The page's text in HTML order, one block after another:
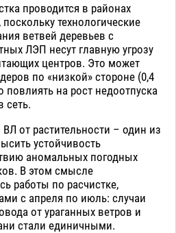
проводится в районах
технологические
ветвей деревьев с
ЛЭП несут главную угрозу
центров. Это может
по «низкой» стороне (0,4
повлиять на рост недоотпуска
сеть.
от растительности – один из
устойчивость
аномальных погодных
В этом смысле
работы по расчистке,
с апреля по июль: случаи
от ураганных ветров и
стали единичными.